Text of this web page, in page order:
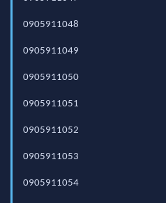
0905911048
0905911049
0905911050
0905911051
0905911052
0905911053
0905911054